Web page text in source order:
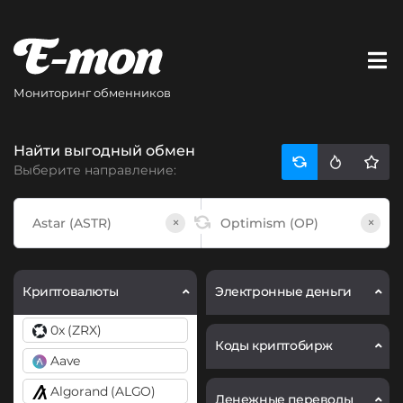
Мониторинг обменников
Найти выгодный обмен
Выберите направление:
× ×
Криптовалюты
0x (ZRX)
Aave
Algorand (ALGO)
Электронные деньги
Коды криптобирж
Денежные переводы